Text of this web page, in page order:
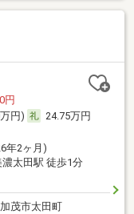
円
円)
24.75万円
年2ヶ月)
太田駅 徒歩1分
茂市太田町